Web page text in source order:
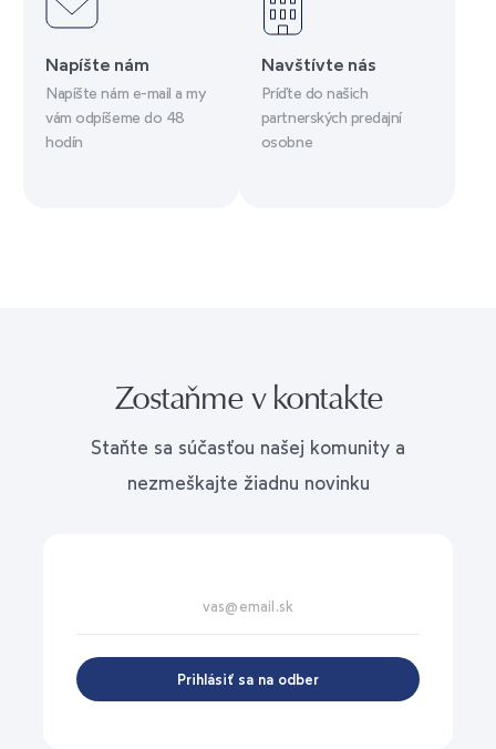
Napíšte nám
Napíšte nám e-mail a my
vám odpíšeme do 48
hodín
Navštívte nás
Príďte do našich
partnerských predajní
osobne
Zostaňme v kontakte
Staňte sa súčasťou našej komunity a
nezmeškajte žiadnu novinku
Prihlásiť sa na odber